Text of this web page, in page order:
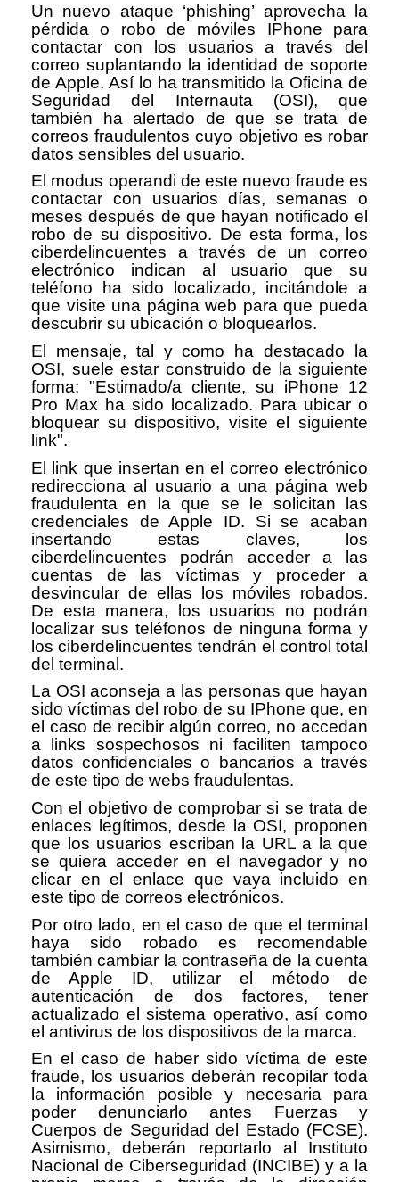
Un nuevo ataque ‘phishing’ aprovecha la
pérdida o robo de móviles IPhone para
contactar con los usuarios a través del
correo suplantando la identidad de soporte
de Apple. Asílo ha transmitido la Oficina de
Seguridad del Internauta (OSI), que
también ha alertado de que se trata de
correos fraudulentos cuyo objetivo es robar
datos sensibles del usuario.
El modus operandi de este nuevo fraude es
contactar con usuarios días, semanas o
meses después de que hayan notificado el
robo de su dispositivo. De esta forma, los
ciberdelincuentes a través de un correo
electrónico indican al usuario que su
tel éfono ha sido localizado, incitándole a
que visite una página web para que pueda
descubrir su ubicación o bloquearlos.
El mensaje, tal y como ha destacado la
OSI, suele estar construido de la siguiente
forma: "Estimado/a cliente, su iPhone 12
Pro Max ha sido localizado. Para ubicar o
bloquear su dispositivo, visite el siguiente
link".
El link que insertan en el correo electrónico
redirecciona al usuario a una página web
fraudulenta en la que se le solicitan las
credenciales de Apple ID. Si se acaban
insertando estas claves, los
ciberdelincuentes podrán acceder a las
cuentas de las víctimas y proceder a
desvincular de ellas los móviles robados.
De esta manera, los usuarios no podrán
localizar sus teléfonos de ninguna forma y
los ciberdelincuentes tendrán el control total
del terminal.
La OSI aconseja a las personas que hayan
sido víctimas del robo de su IPhone que, en
el caso de recibir algún correo, no accedan
a links sospechosos ni faciliten tampoco
datos confidenciales o bancarios a través
de este tipo de webs fraudulentas.
Con el objetivo de comprobar si se trata de
enlaces legítimos, desde la OSI, proponen
que los usuarios escriban la URL a la que
se quiera acceder en el navegador y no
clicar en el enlace que vaya incluido en
este tipo de correos electrónicos.
Por otro lado, en el caso de que el terminal
haya sido robado es recomendable
también cambiar la contraseña de la cuenta
de Apple ID, utilizar el método de
autenticación de dos factores, tener
actualizado el sistema operativo, así como
el antivirus de los dispositivos de la marca.
En el caso de haber sido víctima de este
fraude, los usuarios deberán recopilar toda
la información posible y necesaria para
poder denunciarlo antes Fuerzas y
Cuerpos de Seguridad del Estado (FCSE).
Asimismo, deberán reportarlo al Instituto
Nacional de Ciberseguridad (INCIBE) y a la